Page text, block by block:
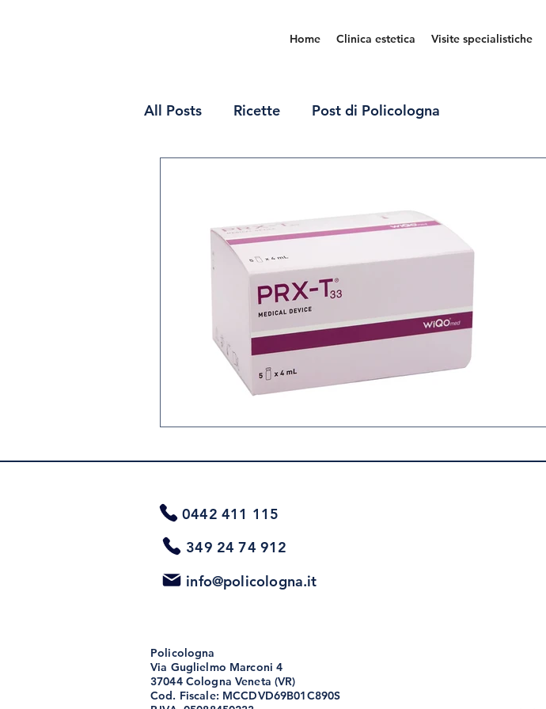
Home Clinica estetica Visite specialistiche
All Posts Ricette Post di Policologna
0442 411 115
info@policologna.it
349 24 74 912
Policologna
Via Guglielmo Marconi 4
37044 Cologna Veneta (VR)
Cod. Fiscale: MCCDVD69B01C890S